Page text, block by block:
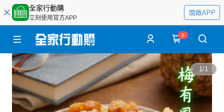
全家行動購
立刻使用官方APP
開啟APP
0
1/1